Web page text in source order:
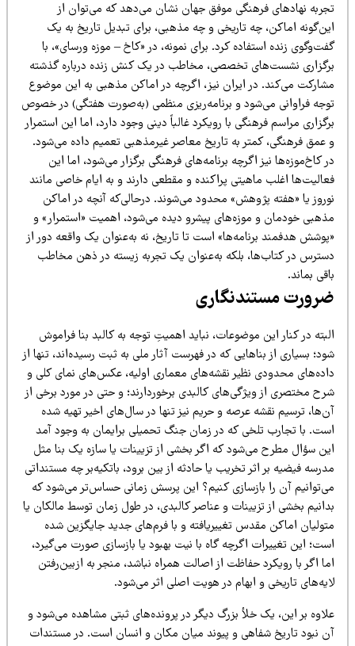
نهادهای فرهنگی موفق جهان نشان می‌دهد که می‌توان از
اماکن، چه تاریخی و چه مذهبی، برای تبدیل تاریخ به یک
زنده استفاده کرد. برای نمونه، در «کاخ – موزه ورسای»، با
نشست‌های تخصصی، مخاطب در یک کنش زنده درباره گذشته
می‌کند. در ایران نیز، اگرچه در اماکن مذهبی به این موضوع
فراوانی می‌شود و برنامه‌ریزی منظمی (به‌صورت هفتگی) در خصوص
مراسم فرهنگی با رویکرد غالباً دینی وجود دارد، اما این استمرار
عمق فرهنگی، کمتر به تاریخ معاصر غیرمذهبی تعمیم داده می‌شود.
کاخ‌موزه‌ها نیز اگرچه برنامه‌های فرهنگی برگزار می‌شود، اما این
اغلب ماهیتی پراکنده و مقطعی دارند و به ایام خاصی مانند
یا «هفته پژوهش» محدود می‌شوند. درحالی‌که آنچه در اماکن
خودمان و موزه‌های پیشرو دیده می‌شود، اهمیت «استمرار» و
هدفمند برنامه‌ها» است تا تاریخ، نه به‌عنوان یک واقعه دور از
در کتاب‌ها، بلکه به‌عنوان یک تجربه زیسته در ذهن مخاطب
بماند.
مستندنگاری
در کنار این موضوعات، نباید اهمیتِ توجه به کالبد بنا فراموش
بسیاری از بناهایی که در فهرست آثار ملی به ثبت رسیده‌اند، تنها از
محدودی نظیر نقشه‌های معماری اولیه، عکس‌های نمای کلی و
مختصری از ویژگی‌های کالبدی برخوردارند؛ و حتی در مورد برخی از
ترسیم نقشه عرصه و حریم نیز تنها در سال‌های اخیر تهیه شده
با تجارب تلخی که در زمان جنگ تحمیلی برایمان به وجود آمد
سؤال مطرح می‌شود که اگر بخشی از تزیینات یا سازه یک بنا مثل
فیضیه بر اثر تخریب یا حادثه از بین برود، باتکیه‌بر چه مستنداتی
آن را بازسازی کنیم؟ این پرسش زمانی حساس‌تر می‌شود که
بخشی از تزیینات و عناصر کالبدی، در طول زمان توسط مالکان یا
اماکن مقدس تغییریافته و با فرم‌های جدید جایگزین شده
این تغییرات اگرچه گاه با نیت بهبود یا بازسازی صورت می‌گیرد،
اگر با رویکرد حفاظت از اصالت همراه نباشد، منجر به ازبین‌رفتن
تاریخی و ابهام در هویت اصلی اثر می‌شود.
بر این، یک خلأ بزرگ دیگر در پرونده‌های ثبتی مشاهده می‌شود و
نبود تاریخ شفاهی و پیوند میان مکان و انسان است. در مستندات